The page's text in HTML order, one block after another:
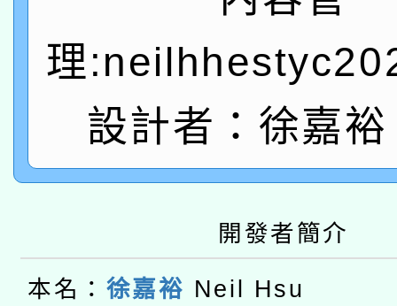
「數位內容與教學軟
pilot」
有關大陸委員會函釋公
薪期間赴陸應申請許可
轉知經濟部水利署委託
業技術研究院辦理「
動」
115年8月22日(星期六
開 智慧啟航」
本校115學年度第2次
招甄選結果公告(無人
適應運動共學行動站研
理
設計者：徐嘉
開發者簡介
本名： 徐嘉裕 Neil Hsu